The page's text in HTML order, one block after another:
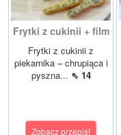
Frytki z cukinii + film
Frytki z cukinii z
piekarnika – chrupiąca i
pyszna... ⇖ 14
Zobacz przepis!